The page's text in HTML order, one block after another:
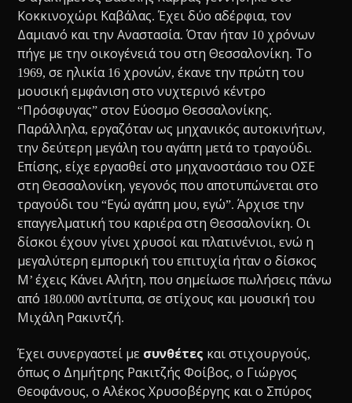
Κοκκινοχώρι Καβάλας. Έχει δύο αδέρφια, τον
Δαμιανό και την Αναστασία. Όταν ήταν 10 χρόνων
πήγε με την οικογένειά του στη Θεσσαλονίκη. Το
1969, σε ηλικία 16 χρονών, έκανε την πρώτη του
μουσική εμφάνιση στο νυχτερινό κέντρο
“Πρόσφυγας” στον Εύοσμο Θεσσαλονίκης.
Παράλληλα, εργαζόταν ως μηχανικός αυτοκινήτων,
την δεύτερη μεγάλη του αγάπη μετά το τραγούδι.
Επίσης, είχε εργασθεί στο μηχανοστάσιο του ΟΣΕ
στη Θεσσαλονίκη, γεγονός που αποτυπώνεται στο
τραγούδι του “Εγώ αγάπη μου, εγώ”. Άρχισε την
επαγγελματική του καριέρα στη Θεσσαλονίκη. Οι
δίσκοι έχουν γίνει χρυσοί και πλατινένιοι, ενώ η
μεγαλύτερη εμπορική του επιτυχία ήταν ο δίσκος
Μ’ έχεις Κάνει Αλήτη, που σημείωσε πωλήσεις πάνω
από 180.000 αντίτυπα, σε στίχους και μουσική του
Μιχάλη Ρακιντζή.
Έχει συνεργαστεί με συνθέτες και στιχουργούς,
όπως ο Δημήτρης Ρακιτζής Φοίβος, ο Γιώργος
Θεοφάνους, ο Αλέκος Χρυσοβέργης και ο Σπύρος